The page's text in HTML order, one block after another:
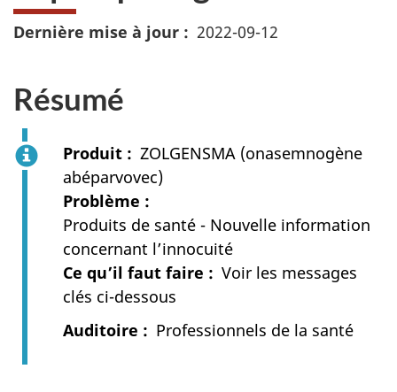
Dernière mise à jour 2022-09-12
Résumé
Produit
ZOLGENSMA (onasemnogène
abéparvovec)
Problème
Produits de santé - Nouvelle information
concernant l’innocuité
Ce qu’il faut faire
Voir les messages
clés ci-dessous
Auditoire
Professionnels de la santé